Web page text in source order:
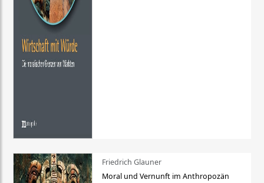
Friedrich Glauner
Moral und Vernunft im Anthropozän